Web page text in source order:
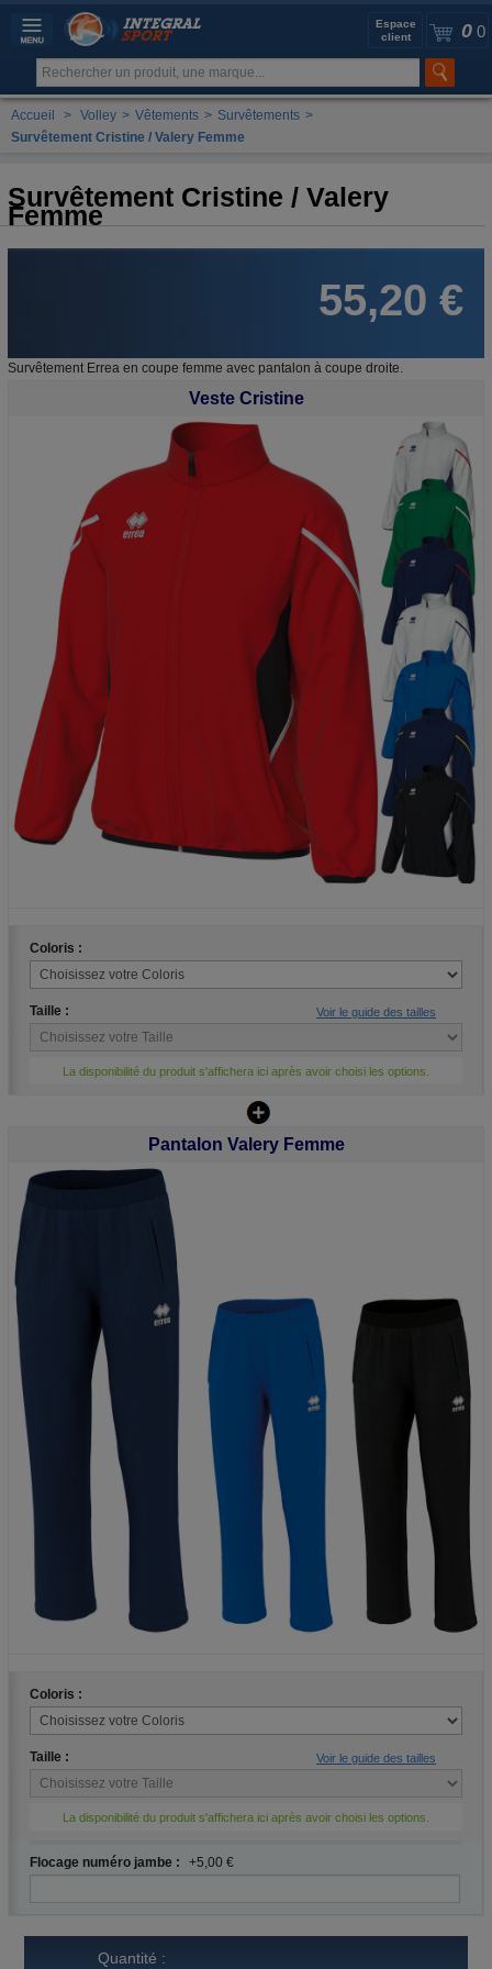
0 0
Espace
client
Accueil > Volley > Vêtements > Survêtements >
Survêtement Cristine / Valery Femme
Survêtement Cristine / Valery
Femme
55,20 €
Survêtement Errea en coupe femme avec pantalon à coupe droite.
Veste Cristine
Coloris :
Taille : Voir le guide des tailles
La disponibilité du produit s'affichera ici après avoir choisi les options.
Pantalon Valery Femme
Coloris :
Taille : Voir le guide des tailles
La disponibilité du produit s'affichera ici après avoir choisi les options.
Flocage numéro jambe : +5,00 €
Quantité :